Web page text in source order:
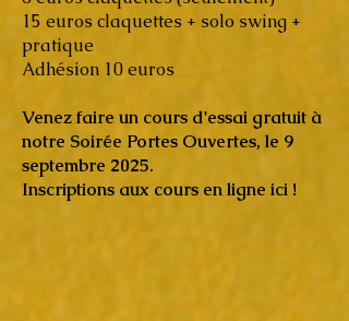
15 euros claquettes + solo swing +
pratique
Adhésion 10 euros
Venez faire un cours d'essai gratuit à
notre Soirée Portes Ouvertes, le 9
septembre 2025.
Inscriptions aux cours en ligne ici !